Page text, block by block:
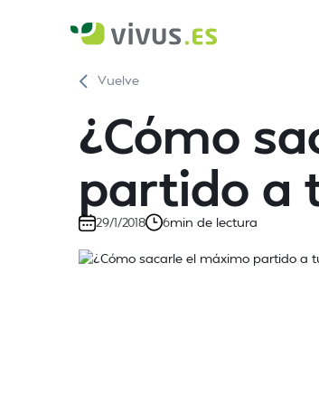
Vuelve
¿Cómo
partido a
29/1/2018 6min de lectura